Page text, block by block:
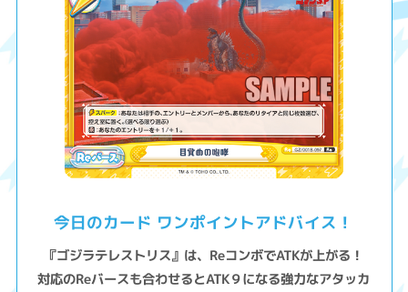
今日のカード ワンポイントアドバイス！
『ゴジラテレストリス』は、ReコンボでATKが上がる！
対応のReバースも合わせるとATK９になる強力なアタッカ